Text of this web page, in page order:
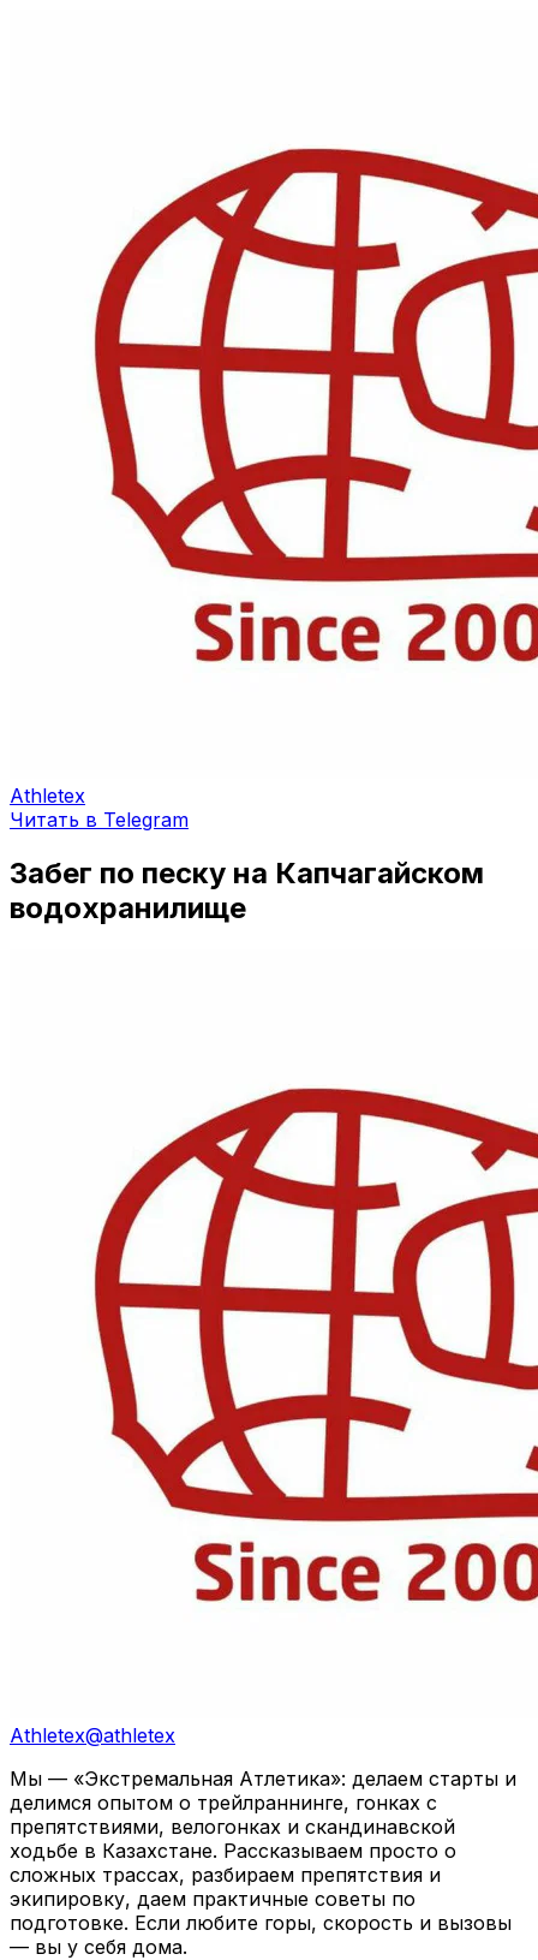
Athletex
Читать в Telegram
Забег по песку на Капчагайском
водохранилище
Athletex@athletex
Мы — «Экстремальная Атлетика»: делаем старты и
делимся опытом о трейлраннинге, гонках с
препятствиями, велогонках и скандинавской
ходьбе в Казахстане. Рассказываем просто о
сложных трассах, разбираем препятствия и
экипировку, даем практичные советы по
подготовке. Если любите горы, скорость и вызовы
— вы у себя дома.